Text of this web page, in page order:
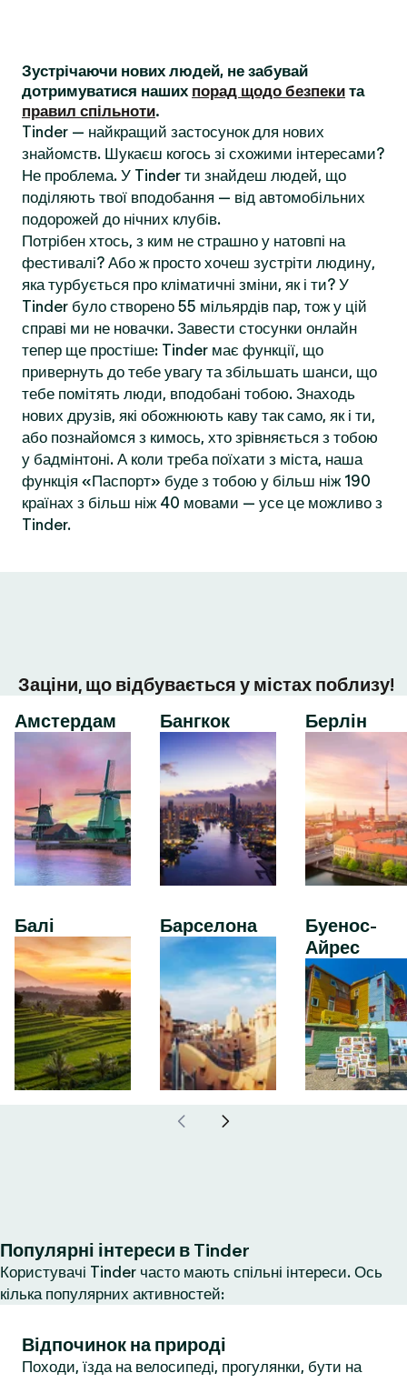
Зустрічаючи нових людей, не забувай
дотримуватися наших порад щодо безпеки та
правил спільноти.
Tinder — найкращий застосунок для нових
знайомств. Шукаєш когось зі схожими інтересами?
Не проблема. У Tinder ти знайдеш людей, що
поділяють твої вподобання — від автомобільних
подорожей до нічних клубів.
Потрібен хтось, з ким не страшно у натовпі на
фестивалі? Або ж просто хочеш зустріти людину,
яка турбується про кліматичні зміни, як і ти? У
Tinder було створено 55 мільярдів пар, тож у цій
справі ми не новачки. Завести стосунки онлайн
тепер ще простіше: Tinder має функції, що
привернуть до тебе увагу та збільшать шанси, що
тебе помітять люди, вподобані тобою. Знаходь
нових друзів, які обожнюють каву так само, як і ти,
або познайомся з кимось, хто зрівняється з тобою
у бадмінтоні. А коли треба поїхати з міста, наша
функція «Паспорт» буде з тобою у більш ніж 190
країнах з більш ніж 40 мовами — усе це можливо з
Tinder.
Заціни, що відбувається у містах поблизу!
Амстердам
Балі
Бангкок
Барселона
Берлін
Буенос-
Айрес
Популярні інтереси в Tinder
Користувачі Tinder часто мають спільні інтереси. Ось
кілька популярних активностей:
Відпочинок на природі
Походи, їзда на велосипеді, прогулянки, бути на